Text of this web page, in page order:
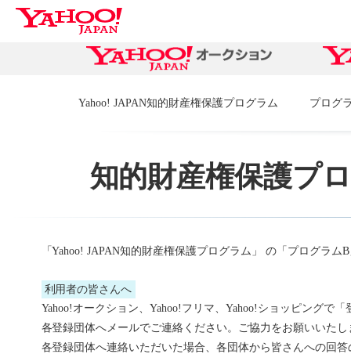
Yahoo! JAPAN知的財産権保護プログラム プログ
知的財産権保護プ
「Yahoo! JAPAN知的財産権保護プログラム」 の「プログラ
利用者の皆さんへ
Yahoo!オークション、Yahoo!フリマ、Yahoo!ショッピングで
各登録団体へメールでご連絡ください。ご協力をお願いいたし
各登録団体へ連絡いただいた場合、各団体から皆さんへの回